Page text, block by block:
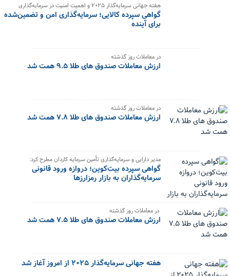
هفته جهانی سرمایه‌گذار ۲۰۲۵ و اهمیت امنیت در سرمایه‌گذاری
گواهی سپرده کالایی؛ سرمایه‌گذاری امن و تضمین‌شده
برای آینده
در معاملات روز گذشته
ارزش معاملات صندوق های طلا ۹.۵ همت شد
در معاملات روز گذشته
ارزش معاملات صندوق های طلا ۷.۸ همت شد
مدیر دارایی و سرمایه‌گذاری تأمین سرمایه کاردان مطرح کرد:
گواهی سپرده بیت‌کوین؛ دروازه ورود قانونی
سرمایه‌گذاران به بازار رمزارزها
در معاملات روز گذشته
ارزش معاملات صندوق های طلا ۷.۵ همت شد
هفته جهانی سرمایه‌گذار ۲۰۲۵ از امروز ‌آغاز شد